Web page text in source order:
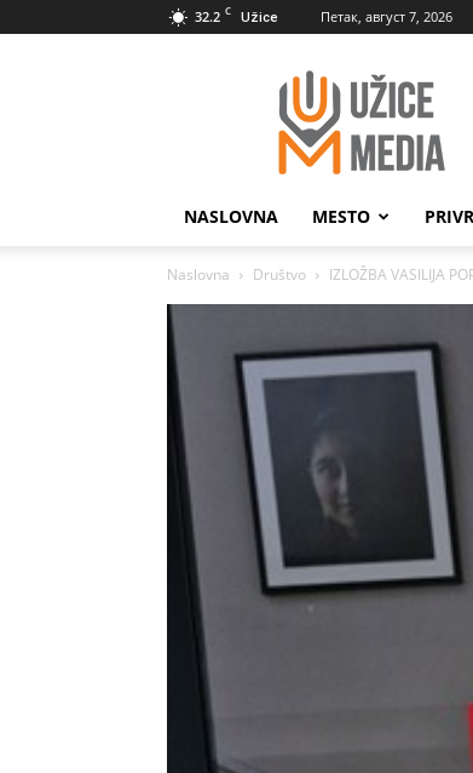
32.2 C Užice Петак, август 7, 2026
UžiceMedia
NASLOVNA MESTO
Naslovna Društvo IZLOŽBA VASILIJA